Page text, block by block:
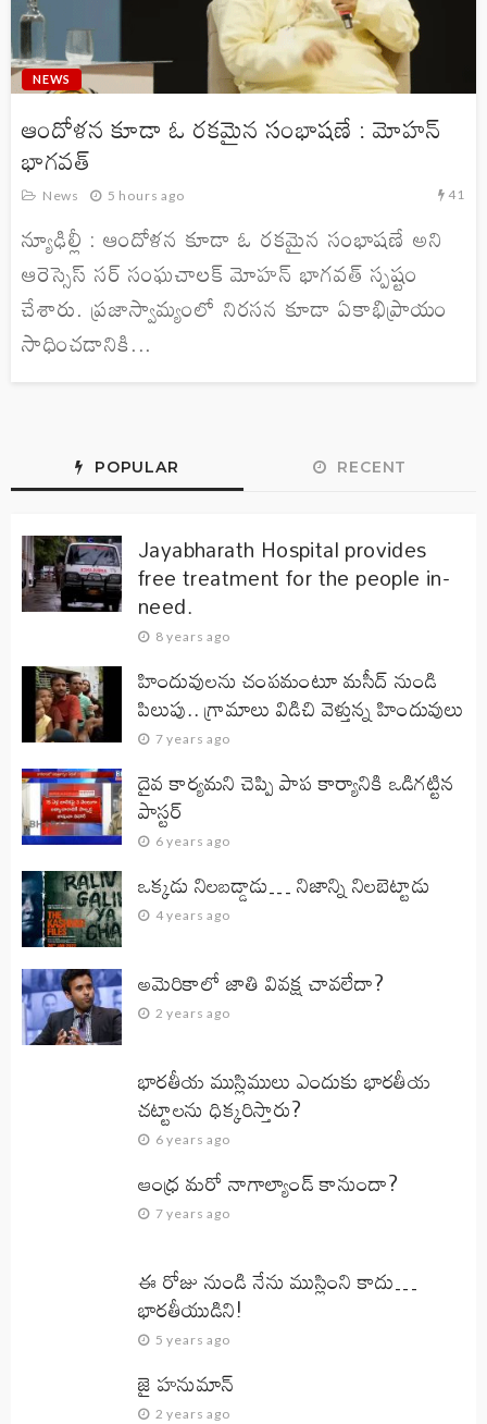
NEWS
ఆందోళన కూడా ఓ రకమైన సంభాషణే : మోహన్
భాగవత్
News 5 hours ago 41
న్యూఢిల్లీ : ఆందోళన కూడా ఓ రకమైన సంభాషణే అని
ఆరెస్సెస్ సర్ సంఘచాలక్ మోహన్ భాగవత్ స్పష్టం
చేశారు. ప్రజాస్వామ్యంలో నిరసన కూడా ఏకాభిప్రాయం
సాధించడానికి...
POPULAR RECENT
Jayabharath Hospital provides
free treatment for the people in-
need.
8 years ago
హిందువులను చంపమంటూ మసీద్ నుండి
పిలుపు.. గ్రామాలు విడిచి వెళ్తున్న హిందువులు
7 years ago
దైవ కార్యమని చెప్పి పాప కార్యానికి ఒడిగట్టిన
పాస్టర్
6 years ago
ఒక్కడు నిలబడ్డాడు… నిజాన్ని నిలబెట్టాడు
4 years ago
అమెరికాలో జాతి వివక్ష చావలేదా?
2 years ago
భారతీయ ముస్లిములు ఎందుకు భారతీయ
చట్టాలను ధిక్కరిస్తారు?
6 years ago
ఆంధ్ర మరో నాగాల్యాండ్ కానుందా?
7 years ago
ఈ రోజు నుండి నేను ముస్లింని కాదు…
భారతీయుడిని!
5 years ago
జై హనుమాన్‌
2 years ago